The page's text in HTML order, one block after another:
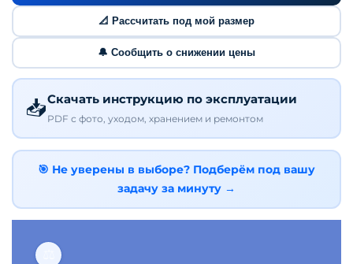
📐 Рассчитать под мой размер
🔔 Сообщить о снижении цены
📥Скачать инструкцию по эксплуатации
PDF с фото, уходом, хранением и ремонтом
🎯 Не уверены в выборе? Подберём под вашу
задачу за минуту →